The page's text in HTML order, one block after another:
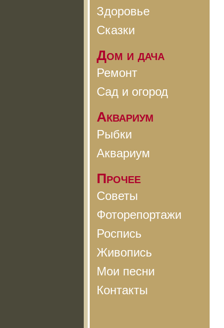
Здоровье
Сказки
Дом и дача
Ремонт
Сад и огород
Аквариум
Рыбки
Аквариум
Прочее
Советы
Фоторепортажи
Роспись
Живопись
Мои песни
Контакты